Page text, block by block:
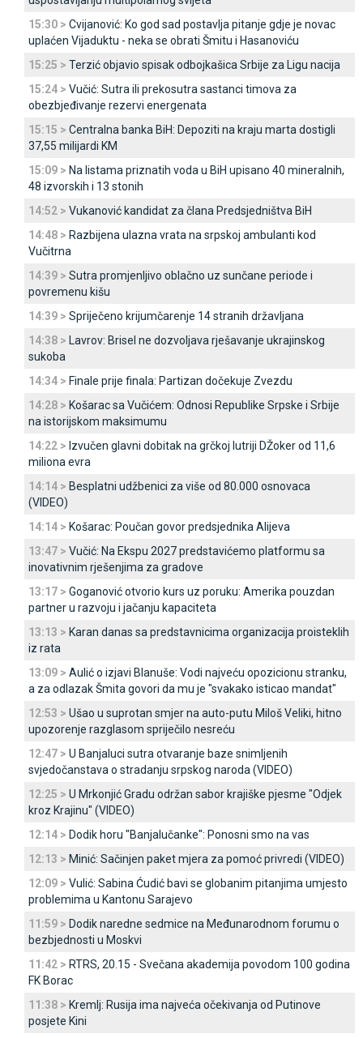
15:30 > Cvijanović: Ko god sad postavlja pitanje gdje je novac
uplaćen Vijaduktu - neka se obrati Šmitu i Hasanoviću
15:25 > Terzić objavio spisak odbojkašica Srbije za Ligu nacija
15:24 > Vučić: Sutra ili prekosutra sastanci timova za
obezbjeđivanje rezervi energenata
15:15 > Centralna banka BiH: Depoziti na kraju marta dostigli
37,55 milijardi KM
15:09 > Na listama priznatih voda u BiH upisano 40 mineralnih,
48 izvorskih i 13 stonih
14:52 > Vukanović kandidat za člana Predsjedništva BiH
14:48 > Razbijena ulazna vrata na srpskoj ambulanti kod
Vučitrna
14:39 > Sutra promjenljivo oblačno uz sunčane periode i
povremenu kišu
14:39 > Spriječeno krijumčarenje 14 stranih državljana
14:38 > Lavrov: Brisel ne dozvoljava rješavanje ukrajinskog
sukoba
14:34 > Finale prije finala: Partizan dočekuje Zvezdu
14:28 > Košarac sa Vučićem: Odnosi Republike Srpske i Srbije
na istorijskom maksimumu
14:22 > Izvučen glavni dobitak na grčkoj lutriji DŽoker od 11,6
miliona evra
14:14 > Besplatni udžbenici za više od 80.000 osnovaca
(VIDEO)
14:14 > Košarac: Poučan govor predsjednika Alijeva
13:47 > Vučić: Na Ekspu 2027 predstavićemo platformu sa
inovativnim rješenjima za gradove
13:17 > Goganović otvorio kurs uz poruku: Amerika pouzdan
partner u razvoju i jačanju kapaciteta
13:13 > Karan danas sa predstavnicima organizacija proisteklih
iz rata
13:09 > Aulić o izjavi Blanuše: Vodi najveću opozicionu stranku,
a za odlazak Šmita govori da mu je "svakako isticao mandat"
12:53 > Ušao u suprotan smjer na auto-putu Miloš Veliki, hitno
upozorenje razglasom spriječilo nesreću
12:47 > U Banjaluci sutra otvaranje baze snimljenih
svjedočanstava o stradanju srpskog naroda (VIDEO)
12:25 > U Mrkonjić Gradu održan sabor krajiške pjesme "Odjek
kroz Krajinu" (VIDEO)
12:14 > Dodik horu "Banjalučanke": Ponosni smo na vas
12:13 > Minić: Sačinjen paket mjera za pomoć privredi (VIDEO)
12:09 > Vulić: Sabina Ćudić bavi se globanim pitanjima umjesto
problemima u Kantonu Sarajevo
11:59 > Dodik naredne sedmice na Međunarodnom forumu o
bezbjednosti u Moskvi
11:42 > RTRS, 20.15 - Svečana akademija povodom 100 godina
FK Borac
11:38 > Kremlj: Rusija ima najveća očekivanja od Putinove
posjete Kini